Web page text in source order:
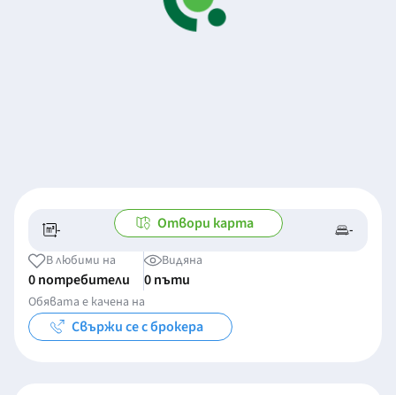
- -/- -
Отвори карта
В любими на
0 потребители
Видяна
0 пъти
Обявата е качена на
Свържи се с брокера